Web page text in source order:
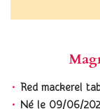
Red mackerel
Né le 09/06/